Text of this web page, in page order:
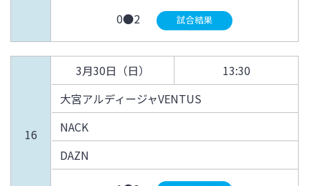
0●2 試合結果
16
3月30日（日）
13:30
大宮アルディージャVENTUS
NACK
DAZN